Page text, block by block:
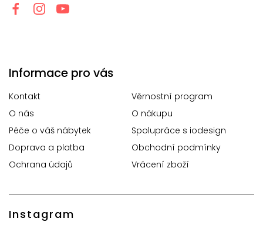
Informace pro vás
Kontakt
Věrnostní program
O nás
O nákupu
Péče o váš nábytek
Spolupráce s iodesign
Doprava a platba
Obchodní podmínky
Ochrana údajů
Vrácení zboží
Instagram